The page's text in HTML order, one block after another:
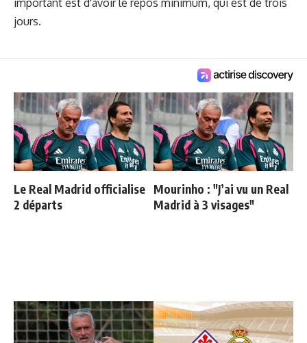
important est d'avoir le repos minimum, qui est de trois
jours.
Le Real Madrid officialise
2 départs
Mourinho : "J’ai vu un Real
Madrid à 3 visages"